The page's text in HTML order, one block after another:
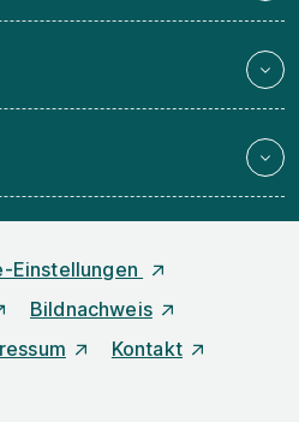
Einstellungen
Bildnachweis
Kontakt